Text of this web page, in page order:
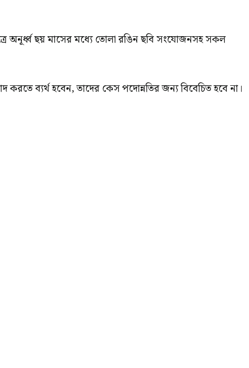
অনূর্ধ্ব ছয় মাসের মধ্যে তোলা রঙিন ছবি সংযোজনসহ সকল
ব্যর্থ হবেন, তাদের কেস পদোন্নতির জন্য বিবেচিত হবে না।